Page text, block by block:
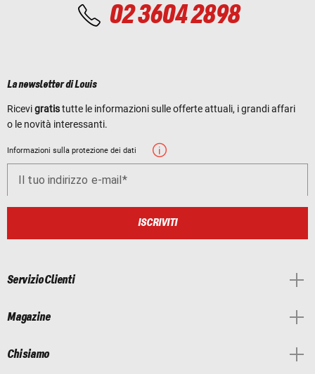
02 3604 2898
La newsletter di Louis
Ricevigratistutte le informazioni sulle offerte attuali, i grandi affari
o le novità interessanti.
Informazioni sulla protezione dei dati
Il tuo indirizzo e-mail
ISCRIVITI
Servizio Clienti
Magazine
Chi siamo